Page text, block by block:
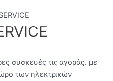
συσκευές τις αγοράς. με
των ηλεκτρικών